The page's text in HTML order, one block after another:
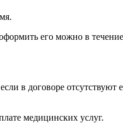
его можно в
в договоре отсутствуют
медицинских услуг.